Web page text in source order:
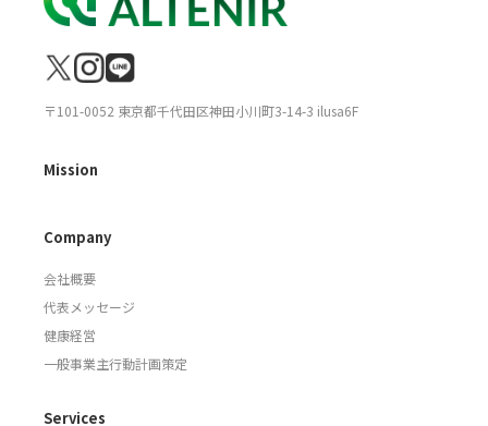
〒101-0052 東京都千代田区神田小川町3-14-3 ilusa6F
Mission
Company
会社概要
代表メッセージ
健康経営
一般事業主行動計画策定
Services